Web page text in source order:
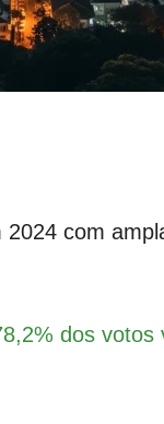
com
dos votos